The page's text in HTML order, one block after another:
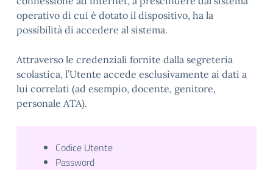
operativo di cui è dotato il dispositivo, ha la
possibilità di accedere al sistema.
Attraverso le credenziali fornite dalla segreteria
scolastica, l’Utente accede esclusivamente ai dati a
lui correlati (ad esempio, docente, genitore,
personale ATA).
Codice Utente
Password